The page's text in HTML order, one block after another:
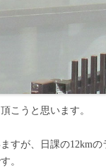
こうと思います。
すが、日課の12km
。